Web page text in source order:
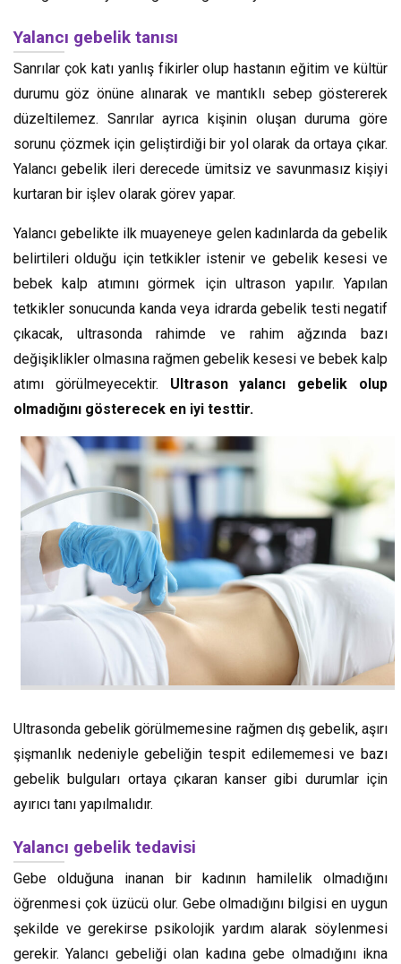
Yalancı gebelik tanısı
Sanrılar çok katı yanlış fikirler olup hastanın eğitim ve kültür
durumu göz önüne alınarak ve mantıklı sebep göstererek
düzeltilemez. Sanrılar ayrıca kişinin oluşan duruma göre
sorunu çözmek için geliştirdiği bir yol olarak da ortaya çıkar.
Yalancı gebelik ileri derecede ümitsiz ve savunmasız kişiyi
kurtaran bir işlev olarak görev yapar.
Yalancı gebelikte ilk muayeneye gelen kadınlarda da gebelik
belirtileri olduğu için tetkikler istenir ve gebelik kesesi ve
bebek kalp atımını görmek için ultrason yapılır. Yapılan
tetkikler sonucunda kanda veya idrarda gebelik testi negatif
çıkacak, ultrasonda rahimde ve rahim ağzında bazı
değişiklikler olmasına rağmen gebelik kesesi ve bebek kalp
atımı görülmeyecektir. Ultrason yalancı gebelik olup
olmadığını gösterecek en iyi testtir.
Ultrasonda gebelik görülmemesine rağmen dış gebelik, aşırı
şişmanlık nedeniyle gebeliğin tespit edilememesi ve bazı
gebelik bulguları ortaya çıkaran kanser gibi durumlar için
ayırıcı tanı yapılmalıdır.
Yalancı gebelik tedavisi
Gebe olduğuna inanan bir kadının hamilelik olmadığını
öğrenmesi çok üzücü olur. Gebe olmadığını bilgisi en uygun
şekilde ve gerekirse psikolojik yardım alarak söylenmesi
gerekir. Yalancı gebeliği olan kadına gebe olmadığını ikna